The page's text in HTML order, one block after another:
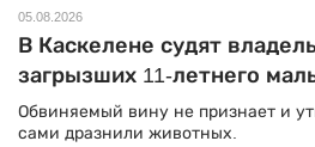
05.08.2026
В Каскелене судят
загрызших 11-летнего
Обвиняемый вину не признает и
сами дразнили животных.